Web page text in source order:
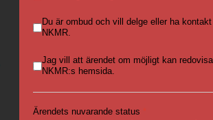
Du är ombud och vill delge eller ha
NKMR.
Jag vill att ärendet om möjligt kan
NKMR:s hemsida.
Ärendets nuvarande status